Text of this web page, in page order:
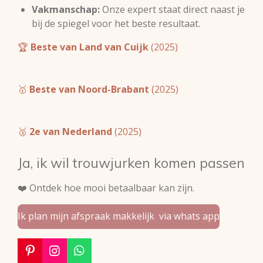
Vakmanschap:Onze expert staat direct naast je
bij de spiegel voor het beste resultaat.
🏆 Beste van Land van Cuijk(2025)
🥇 Beste van Noord-Brabant (2025)
🥈 2e van Nederland (2025)
Ja, ik wil trouwjurken komen passen
❤️ Ontdek hoe mooi betaalbaar kan zijn.
Ik plan mijn afspraak makkelijk via whats app
P
I
W